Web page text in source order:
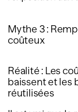
Mythe 3 :
coûteux
Réalité : Les
baissent et les
réutilisées